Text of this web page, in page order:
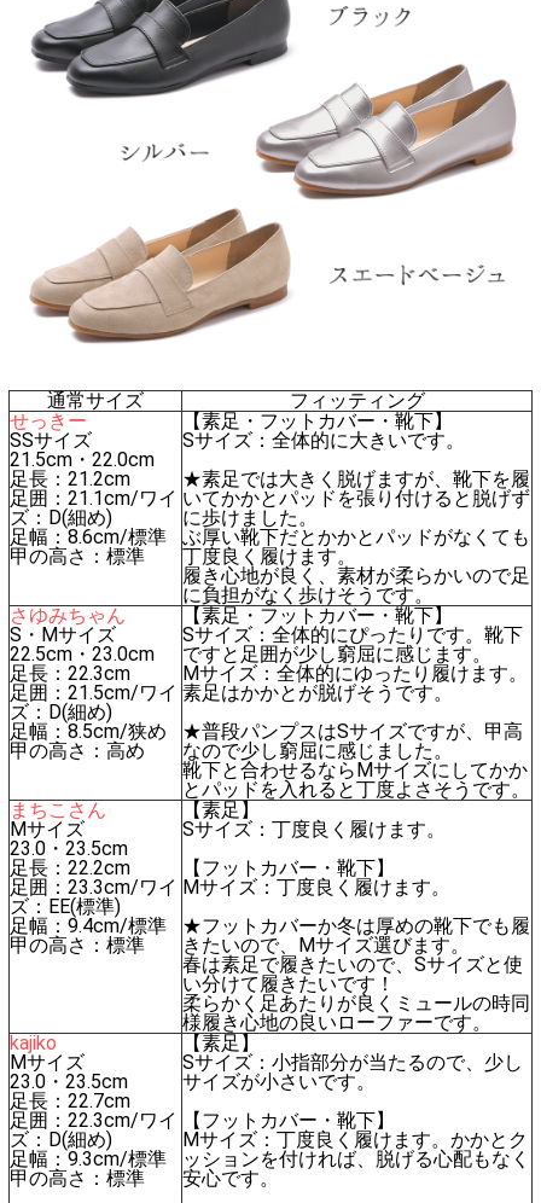
通常サイズ
フィッティング
せっきー
SSサイズ
21.5cm・22.0cm
足長：21.2cm
足囲：21.1cm/ワイ
ズ：D(細め)
足幅：8.6cm/標準
甲の高さ：標準
【素足・フットカバー・靴下】
Sサイズ：全体的に大きいです。
★素足では大きく脱げますが、靴下を履
いてかかとパッドを張り付けると脱げず
に歩けました。
ぶ厚い靴下だとかかとパッドがなくても
丁度良く履けます。
履き心地が良く、素材が柔らかいので足
に負担がなく歩けそうです。
さゆみちゃん
S・Mサイズ
22.5cm・23.0cm
足長：22.3cm
足囲：21.5cm/ワイ
ズ：D(細め)
足幅：8.5cm/狭め
甲の高さ：高め
【素足・フットカバー・靴下】
Sサイズ：全体的にぴったりです。靴下
ですと足囲が少し窮屈に感じます。
Mサイズ：全体的にゆったり履けます。
素足はかかとが脱げそうです。
★普段パンプスはSサイズですが、甲高
なので少し窮屈に感じました。
靴下と合わせるならMサイズにしてかか
とパッドを入れると丁度よさそうです。
まちこさん
Mサイズ
23.0・23.5cm
足長：22.2cm
足囲：23.3cm/ワイ
ズ：EE(標準)
足幅：9.4cm/標準
甲の高さ：標準
【素足】
Sサイズ：丁度良く履けます。
【フットカバー・靴下】
Mサイズ：丁度良く履けます。
★フットカバーか冬は厚めの靴下でも履
きたいので、Mサイズ選びます。
春は素足で履きたいので、Sサイズと使
い分けて履きたいです！
柔らかく足あたりが良くミュールの時同
様履き心地の良いローファーです。
kajiko
Mサイズ
23.0・23.5cm
足長：22.7cm
足囲：22.3cm/ワイ
ズ：D(細め)
足幅：9.3cm/標準
甲の高さ：標準
【素足】
Sサイズ：小指部分が当たるので、少し
サイズが小さいです。
【フットカバー・靴下】
Mサイズ：丁度良く履けます。かかとク
ッションを付ければ、脱げる心配もなく
安心です。